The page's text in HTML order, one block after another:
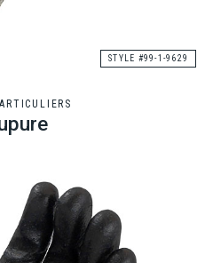
STYLE #99-1-9629